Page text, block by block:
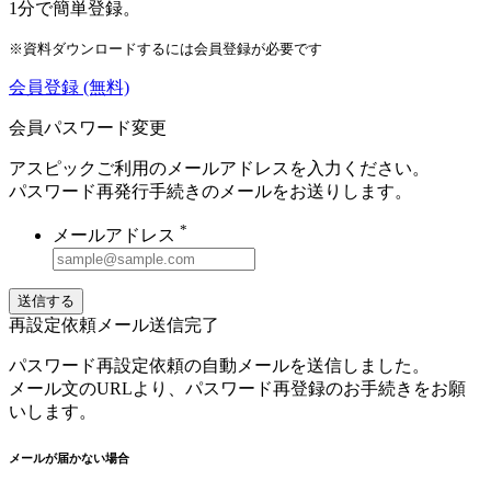
1分で簡単登録。
※資料ダウンロードするには会員登録が必要です
会員登録 (無料)
会員パスワード変更
アスピックご利用のメールアドレスを入力ください。
パスワード再発行手続きのメールをお送りします。
メールアドレス *
送信する
再設定依頼メール送信完了
パスワード再設定依頼の自動メールを送信しました。
メール文のURLより、パスワード再登録のお手続きをお願
いします。
メールが届かない場合